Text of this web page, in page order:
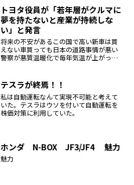
4....
トヨタ役員が「若年層がクルマに
夢を持たないと産業が持続しな
い」と発言
将来の不安があるこの国で高い新車は買
えない車買っても日本の道路事情が悪い
警察が悪質温暖化で毎年気温が上がって
かし今の若者は可哀想非正規社員、給料
が安い民間は縮小している...
テスラが終焉！！
私は自動運転なんて実現不可能と考えて
いた。テスラはウソを付いて自動運転を
株価対策に利用していた。
ホンダ N-BOX JF3/JF4 魅力
魅力